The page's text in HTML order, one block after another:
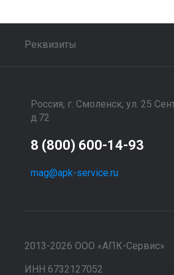
Реквизиты
Россия, г. Смоленск, ул. 25
д.72
8 (800) 600-14-93
mag@apk-service.ru
2013-2026 ООО «АПК-Сервис»
ИНН 6732127052